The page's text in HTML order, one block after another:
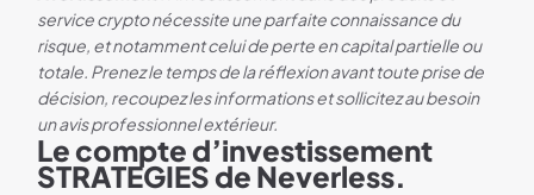
service crypto nécessite une parfaite connaissance du
risque, et notamment celui de perte en capital partielle ou
totale. Prenez le temps de la réflexion avant toute prise de
décision, recoupez les informations et sollicitez au besoin
un avis professionnel extérieur.
Le compte d’investissement
STRATEGIES de Neverless.